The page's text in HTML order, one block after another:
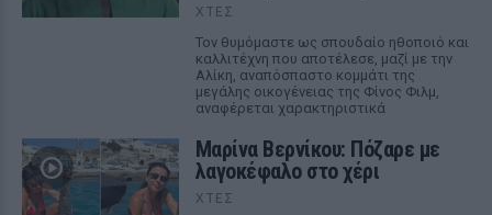
ΧΤΕΣ
Τον θυμόμαστε ως σπουδαίο ηθοποιό και
καλλιτέχνη που αποτέλεσε, μαζί με την
Αλίκη, αναπόσπαστο κομμάτι της
μεγάλης οικογένειας της Φίνος Φιλμ,
αναφέρεται χαρακτηριστικά
Μαρίνα Βερνίκου: Πόζαρε με
λαγοκέφαλο στο χέρι
ΧΤΕΣ